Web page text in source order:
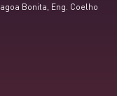
Bonita, Eng. Coelho